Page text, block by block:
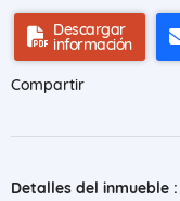
Descargar
información
Compartir
Detalles del inmueble :